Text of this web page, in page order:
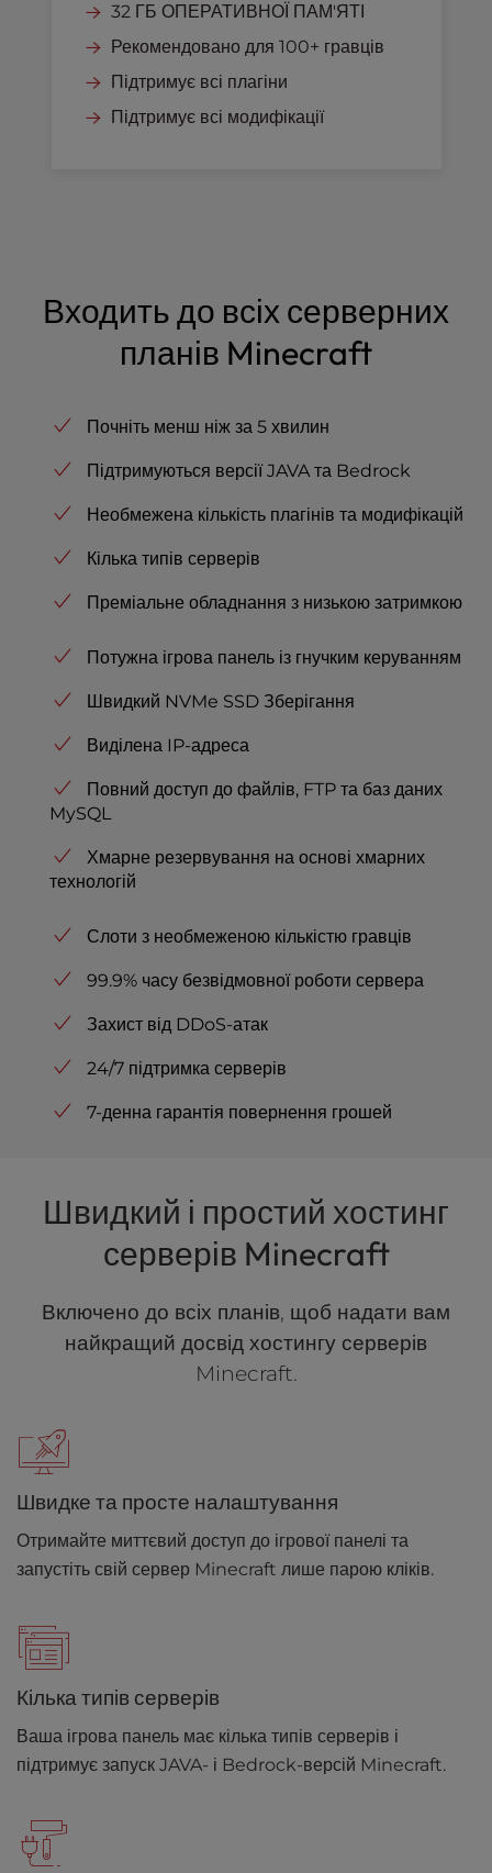
32 ГБ ОПЕРАТИВНОЇ ПАМ'ЯТІ
Рекомендовано для 100+ гравців
Підтримує всі плагіни
Підтримує всі модифікації
Входить до всіх серверних
планів Minecraft
Почніть менш ніж за 5 хвилин
Підтримуються версії JAVA та Bedrock
Необмежена кількість плагінів та модифікацій
Кілька типів серверів
Преміальне обладнання з низькою затримкою
Потужна ігрова панель із гнучким керуванням
Швидкий NVMe SSD Зберігання
Виділена IP-адреса
Повний доступ до файлів, FTP та баз даних
MySQL
Хмарне резервування на основі хмарних
технологій
Слоти з необмеженою кількістю гравців
99.9% часу безвідмовної роботи сервера
Захист від DDoS-атак
24/7 підтримка серверів
7-денна гарантія повернення грошей
Швидкий і простий хостинг
серверів Minecraft
Включено до всіх планів, щоб надати вам
найкращий досвід хостингу серверів
Minecraft.
Швидке та просте налаштування
Отримайте миттєвий доступ до ігрової панелі та
запустіть свій сервер Minecraft лише парою кліків.
Кілька типів серверів
Ваша ігрова панель має кілька типів серверів і
підтримує запуск JAVA- і Bedrock-версій Minecraft.